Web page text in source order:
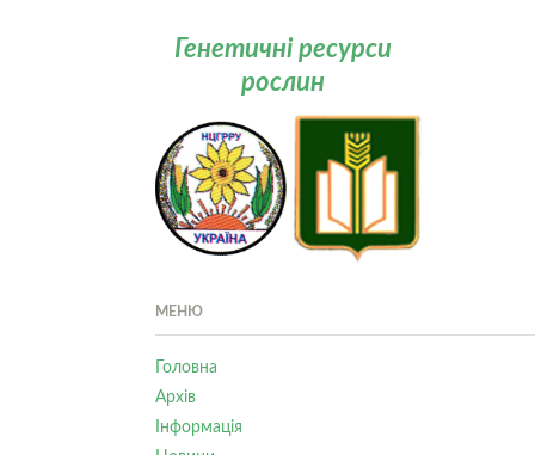
Генетичні ресурси
рослин
МЕНЮ
Головна
Архів
Інформація